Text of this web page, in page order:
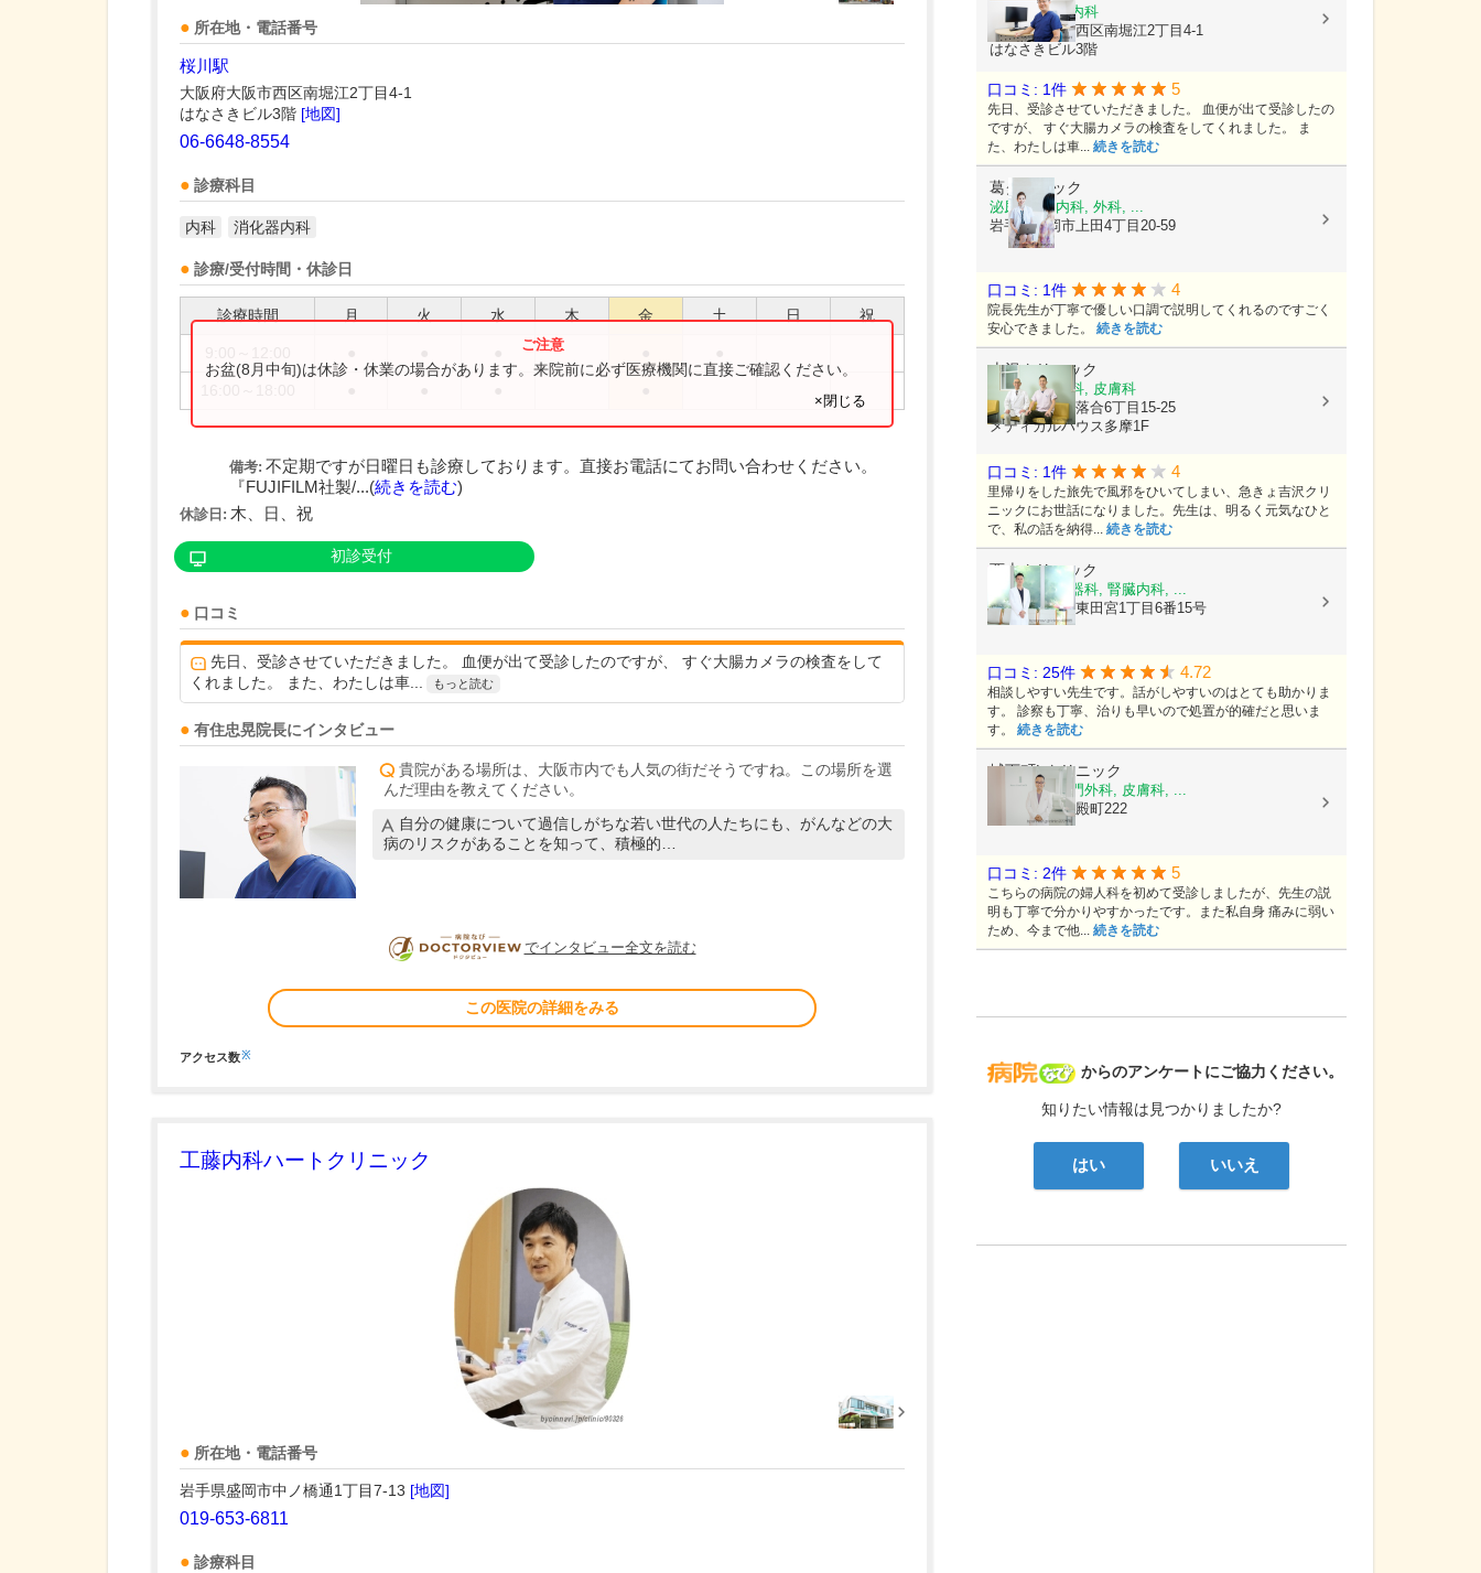
所在地・電話番号
桜川駅
大阪府大阪市西区南堀江2丁目4-1
はなさきビル3階 [地図]
06-6648-8554
診療科目
内科 消化器内科
診療/受付時間・休診日
診療時間 月 火 水 木 金 土 日 祝
お盆(8月中旬)は休診・休業の場合があります。来院前に必ず医療機関に直接ご確認ください。
×閉じる
備考: 不定期ですが日曜日も診療しております。直接お電話にてお問い合わせください。
『FUJIFILM社製/...(続きを読む)
休診日: 木、日、祝
初診受付
口コミ
先日、受診させていただきました。 血便が出て受診したのですが、 すぐ大腸カメラの検査をして
くれました。 また、わたしは車...
もっと読む
有住忠晃院長にインタビュー
貴院がある場所は、大阪市内でも人気の街だそうですね。この場所を選
んだ理由を教えてください。
自分の健康について過信しがちな若い世代の人たちにも、がんなどの大
病のリスクがあることを知って、積極的…
DOCTORVIEW
でインタビュー全文を読む
この医院の詳細をみる
アクセス数※
工藤内科ハートクリニック
所在地・電話番号
岩手県盛岡市中ノ橋通1丁目7-13 [地図]
019-653-6811
診療科目
病院なび
からのアンケートにご協力ください。
知りたい情報は見つかりましたか?
はい いいえ
内科, 消化器内科
大阪府大阪市西区南堀江2丁目4-1
はなさきビル3階
口コミ: 1件 5
先日、受診させていただきました。 血便が出て受診したの
ですが、 すぐ大腸カメラの検査をしてくれました。 ま
た、わたしは車... 続きを読む
葛クリニック
泌尿器科, 内科, 外科, ...
岩手県盛岡市上田4丁目20-59
口コミ: 1件 4
院長先生が丁寧で優しい口調で説明してくれるのですごく
安心できました。 続きを読む
吉沢クリニック
内科, 整形外科, 皮膚科
東京都多摩市落合6丁目15-25
メディカルハウス多摩1F
口コミ: 1件 4
里帰りをした旅先で風邪をひいてしまい、急きょ吉沢クリ
ニックにお世話になりました。先生は、明るく元気なひと
で、私の話を納得... 続きを読む
西本クリニック
皮膚科, 泌尿器科, 腎臓内科, ...
大阪府枚方市東田宮1丁目6番15号
口コミ: 25件 4.72
相談しやすい先生です。話がしやすいのはとても助かりま
す。 診察も丁寧、治りも早いので処置が的確だと思いま
す。 続きを読む
城下町Lクリニック
乳腺外科, 肛門外科, 皮膚科, ...
島根県松江市殿町222
口コミ: 2件 5
こちらの病院の婦人科を初めて受診しましたが、先生の説
明も丁寧で分かりやすかったです。また私自身 痛みに弱い
ため、今まで他... 続きを読む